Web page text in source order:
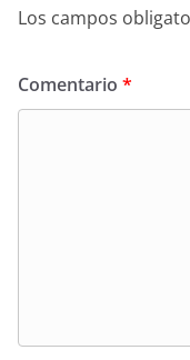
Los campos
Comentario *